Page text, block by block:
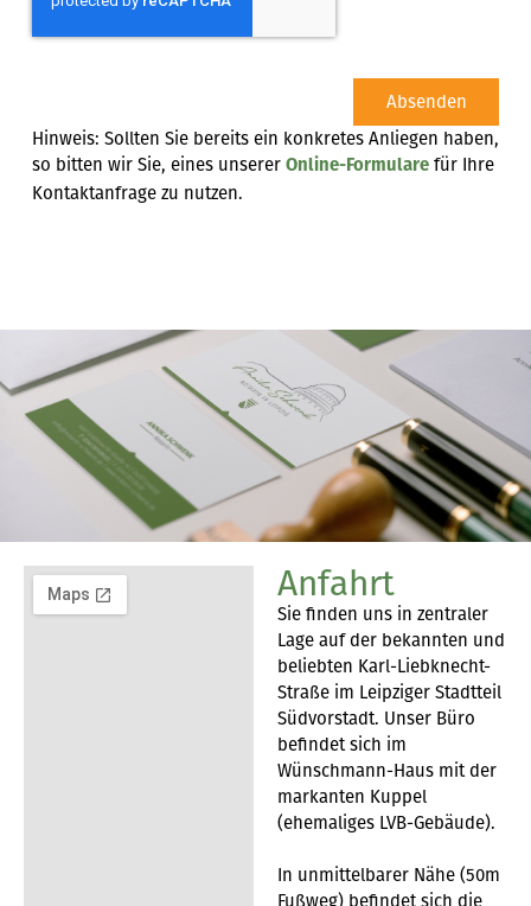
Absenden
Hinweis: Sollten Sie bereits ein konkretes Anliegen haben,
so bitten wir Sie, eines unserer Online-Formularefür Ihre
Kontaktanfrage zu nutzen.
Anfahrt
Sie finden uns in zentraler
Lage auf der bekannten und
beliebten Karl-Liebknecht-
Straße im Leipziger Stadtteil
Südvorstadt. Unser Büro
befindet sich im
Wünschmann-Haus mit der
markanten Kuppel
(ehemaliges LVB-Gebäude).
In unmittelbarer Nähe (50m
Fußweg) befindet sich die